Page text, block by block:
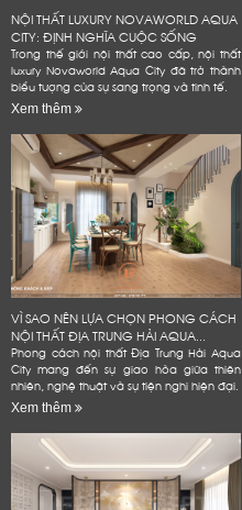
NỘI THẤT LUXURY NOVAWORLD AQUA
CITY: ĐỊNH NGHĨA CUỘC SỐNG
ĐẲNG...
Trong thế giới nội thất cao cấp, nội thất
luxury Novaworld Aqua City đã trở thành
biểu tượng của sự sang trọng và tinh tế.
Xem thêm
VÌ SAO NÊN LỰA CHỌN PHONG CÁCH
NỘI THẤT ĐỊA TRUNG HẢI AQUA...
Phong cách nội thất Địa Trung Hải Aqua
City mang đến sự giao hòa giữa thiên
nhiên, nghệ thuật và sự tiện nghi hiện đại.
Xem thêm